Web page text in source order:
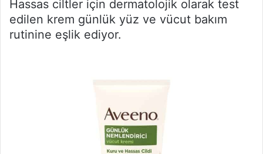
Hassas ciltler için dermatolojik olarak test
edilen krem günlük yüz ve vücut bakım
rutinine eşlik ediyor.